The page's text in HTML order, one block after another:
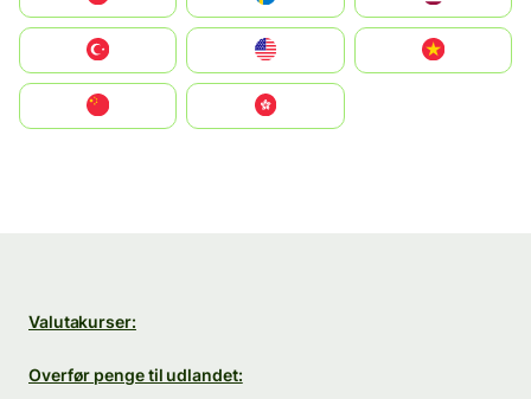
United States
中國香港特別行政區
Valutakurser:
Overfør penge til udlandet: